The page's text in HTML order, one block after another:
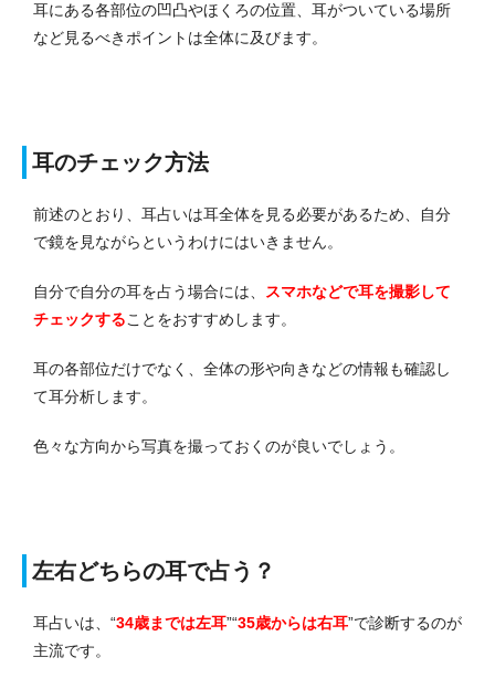
耳にある各部位の凹凸やほくろの位置、耳がついている場所
など見るべきポイントは全体に及びます。
耳のチェック方法
前述のとおり、耳占いは耳全体を見る必要があるため、自分
で鏡を見ながらというわけにはいきません。
自分で自分の耳を占う場合には、
スマホなどで耳を撮影して
チェックすることをおすすめします。
耳の各部位だけでなく、全体の形や向きなどの情報も確認し
て耳分析します。
色々な方向から写真を撮っておくのが良いでしょう。
左右どちらの耳で占う？
耳占いは、“34歳までは左耳”“35歳からは右耳”で診断するのが
主流です。